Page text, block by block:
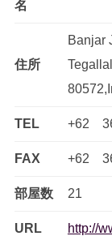
名
住所
Banjar
TEL +62
FAX +62
部屋数 21
URL http://